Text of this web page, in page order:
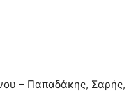
– Παπαδάκης,